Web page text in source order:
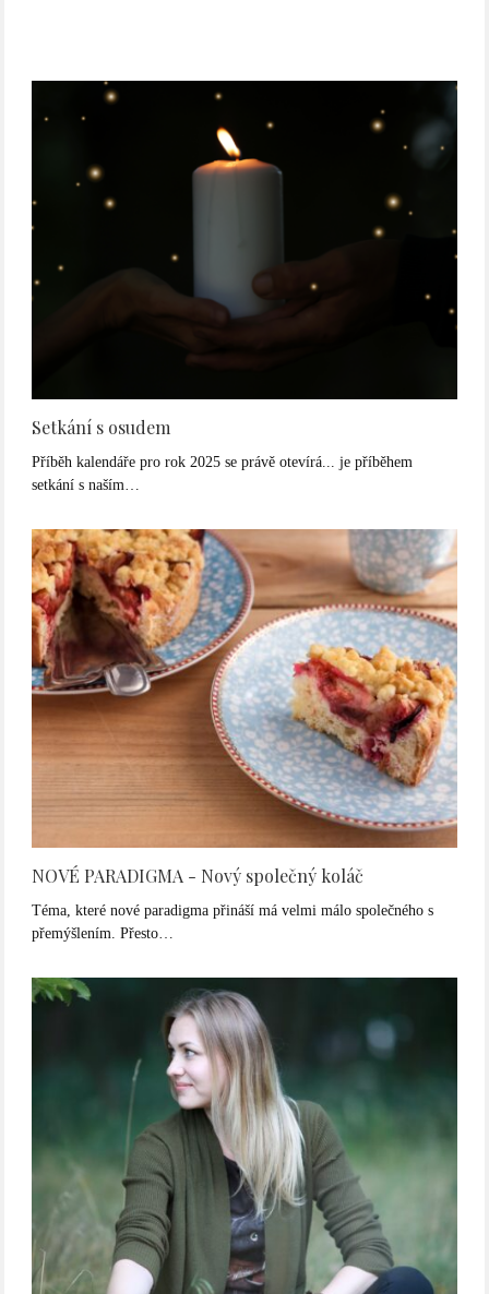
Setkání s osudem
Příběh kalendáře pro rok 2025 se právě otevírá... je příběhem
setkání s naším…
NOVÉ PARADIGMA - Nový společný koláč
Téma, které nové paradigma přináší má velmi málo společného s
přemýšlením. Přesto…